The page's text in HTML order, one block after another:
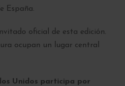
España.
oficial de esta edición.
ocupan un lugar central
Unidos participa por